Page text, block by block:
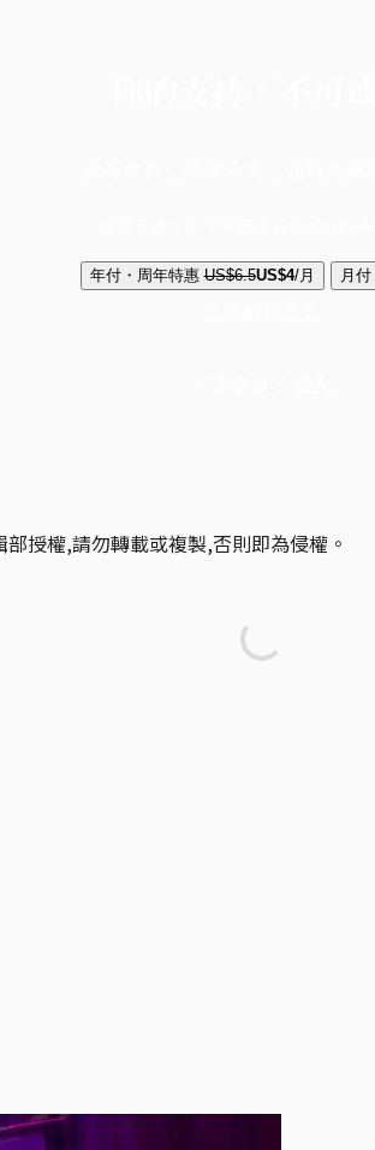
年付・周年特惠 US$6.5US$4/月 月付
授權,請勿轉載或複製,否則即為侵權。